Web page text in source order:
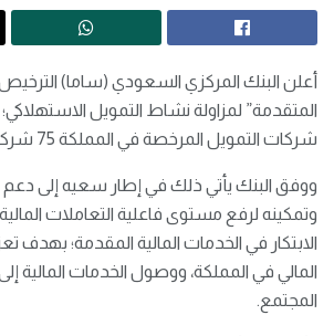
أعلن البنك المركزي السعودي (ساما)
المتقدمة” لمزاولة نشاط التمويل
شركات التمويل المرخصة في المملكة 75 شركة.
ووفق البنك يأتي ذلك في إطار سعيه إلى دعم
وتمكينه لرفع مستوى فاعلية التعاملات
الابتكار في الخدمات المالية المقدمة؛
المالي في المملكة، ووصول الخدمات المالية
المجتمع.